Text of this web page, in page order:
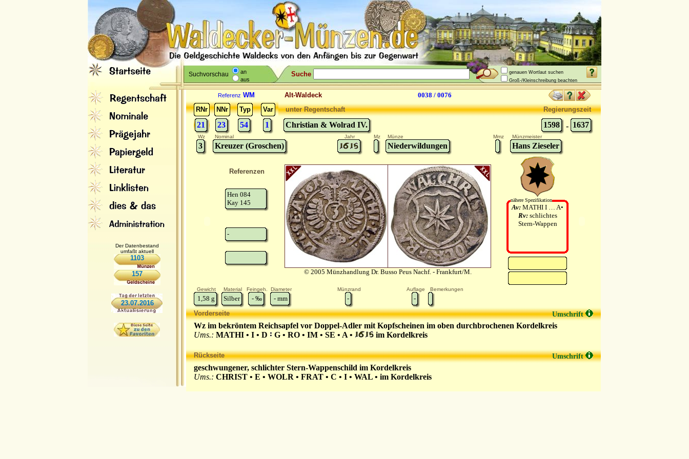
Suchvorschau
an
aus
Suche
genauen Wortlaut suchen
Groß-/Kleinschreibung beachten
Der Datenbestand
umfaßt aktuell
1103
157
23.07.2016
Referenz WM Alt-Waldeck
0038 / 0076
RNr
NNr Typ Var
21 23 54 1
unter Regentschaft Regierungszeit
Christian & Wolrad IV. 1598 - 1637
Wz Nominal Jahr Mz Münze Mmz Münzmeister
3 Kreuzer (Groschen) Niederwildungen Hans Zieseler
Referenzen
Hen 084
Kay 145
-
© 2005 Münzhandlung Dr. Busso Peus Nachf. - Frankfurt/M.
nähere Spezifikation
Av: MATHI I … A•
Rv: schlichtes
Stern-Wappen
Gewicht Material Feingeh. Diameter Münzrand Auflage Bemerkungen
1,58 g Silber - ‰ - mm - -
Umschrift
Vorderseite
Wz im bekröntem Reichsapfel vor Doppel-Adler mit Kopfscheinen im oben durchbrochenen Kordelkreis
Ums.: MATHI • I • D G • RO • IM • SE • A • im Kordelkreis
Umschrift
Rückseite
geschwungener, schlichter Stern-Wappenschild im Kordelkreis
Ums.: CHRIST • E • WOLR • FRAT • C • I • WAL • im Kordelkreis